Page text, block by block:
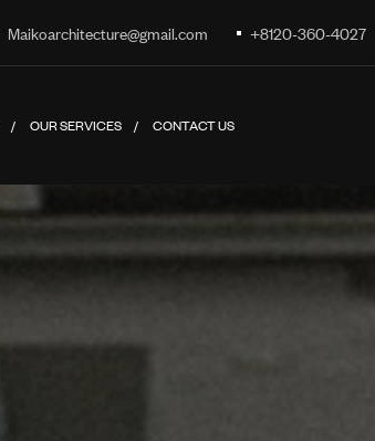
Maikoarchitecture@gmail.com +8120-360-4027
OUR SERVICES CONTACT US